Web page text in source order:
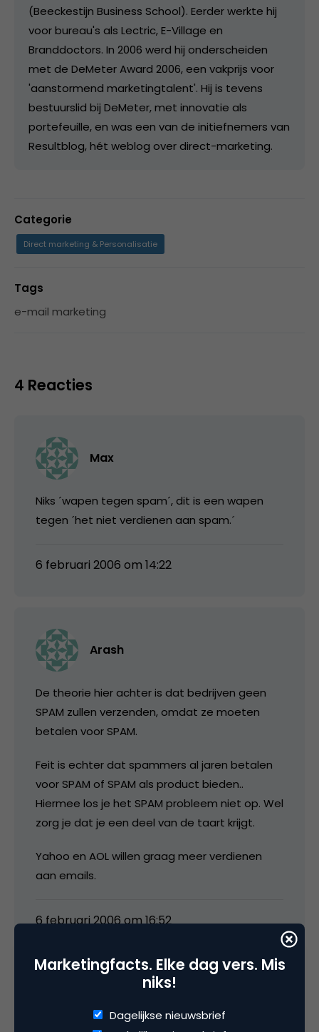
(Beeckestijn Business School). Eerder werkte hij
voor bureau's als Lectric, E-Village en
Branddoctors. In 2006 werd hij onderscheiden
met de DeMeter Award 2006, een vakprijs voor
'aanstormend marketingtalent'. Hij is tevens
bestuurslid bij DeMeter, met innovatie als
portefeuille, en was een van de initiefnemers van
Resultblog, hét weblog over direct-marketing.
Categorie
Direct marketing & Personalisatie
Tags
e-mail marketing
4 Reacties
Max
Niks ´wapen tegen spam´, dit is een wapen
tegen ´het niet verdienen aan spam.´
6 februari 2006 om 14:22
Arash
De theorie hier achter is dat bedrijven geen
SPAM zullen verzenden, omdat ze moeten
betalen voor SPAM.
Feit is echter dat spammers al jaren betalen
voor SPAM of SPAM als product bieden..
Hiermee los je het SPAM probleem niet op. Wel
zorg je dat je een deel van de taart krijgt.
Yahoo en AOL willen graag meer verdienen
aan emails.
6 februari 2006 om 16:52
Marketingfacts. Elke dag vers. Mis
niks!
Dagelijkse nieuwsbrief